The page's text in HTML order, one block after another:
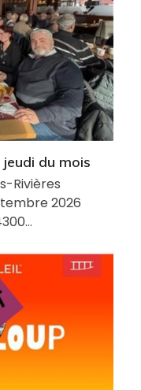
du mois
Rivières
2026